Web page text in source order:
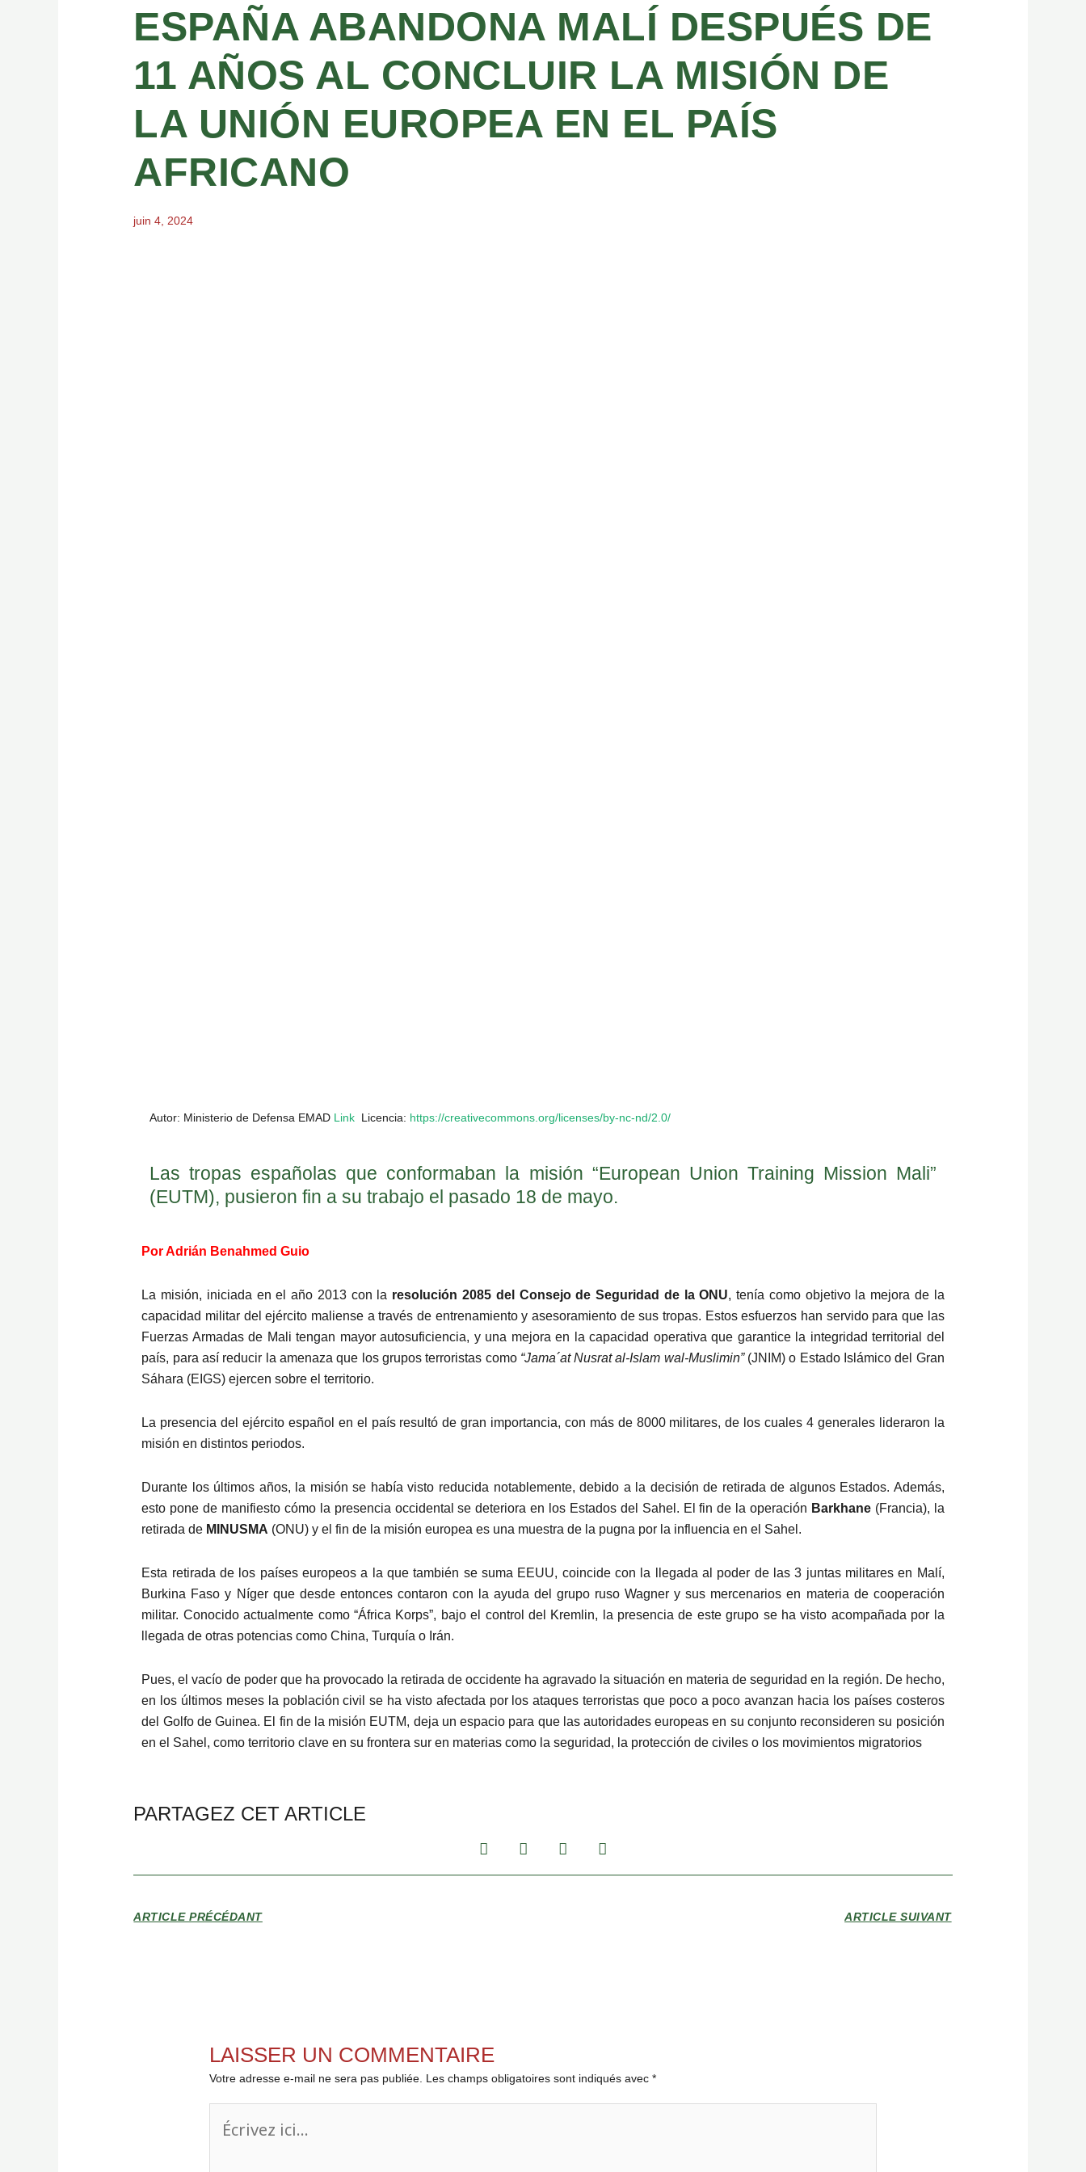
ESPAÑA ABANDONA MALÍ DESPUÉS DE
11 AÑOS AL CONCLUIR LA MISIÓN DE
LA UNIÓN EUROPEA EN EL PAÍS
AFRICANO
juin 4, 2024
Autor: Ministerio de Defensa EMAD Link Licencia: https://creativecommons.org/licenses/by-nc-nd/2.0/
Las tropas españolas que conformaban la misión “European Union Training Mission Mali”
(EUTM), pusieron fin a su trabajo el pasado 18 de mayo.
Por Adrián Benahmed Guio
La misión, iniciada en el año 2013 con la resolución 2085 del Consejo de Seguridad de la ONU, tenía como objetivo la mejora de la
capacidad militar del ejército maliense a través de entrenamiento y asesoramiento de sus tropas. Estos esfuerzos han servido para que las
Fuerzas Armadas de Mali tengan mayor autosuficiencia, y una mejora en la capacidad operativa que garantice la integridad territorial del
país, para así reducir la amenaza que los grupos terroristas como “Jama´at Nusrat al-Islam wal-Muslimin”(JNIM) o Estado Islámico del Gran
Sáhara (EIGS) ejercen sobre el territorio.
La presencia del ejército español en el país resultó de gran importancia, con más de 8000 militares, de los cuales 4 generales lideraron la
misión en distintos periodos.
Durante los últimos años, la misión se había visto reducida notablemente, debido a la decisión de retirada de algunos Estados. Además,
esto pone de manifiesto cómo la presencia occidental se deteriora en los Estados del Sahel. El fin de la operación Barkhane(Francia), la
retirada de MINUSMA (ONU) y el fin de la misión europea es una muestra de la pugna por la influencia en el Sahel.
Esta retirada de los países europeos a la que también se suma EEUU, coincide con la llegada al poder de las 3 juntas militares en Malí,
Burkina Faso y Níger que desde entonces contaron con la ayuda del grupo ruso Wagner y sus mercenarios en materia de cooperación
militar. Conocido actualmente como “África Korps”, bajo el control del Kremlin, la presencia de este grupo se ha visto acompañada por la
llegada de otras potencias como China, Turquía o Irán.
Pues, el vacío de poder que ha provocado la retirada de occidente ha agravado la situación en materia de seguridad en la región. De hecho,
en los últimos meses la población civil se ha visto afectada por los ataques terroristas que poco a poco avanzan hacia los países costeros
del Golfo de Guinea. El fin de la misión EUTM, deja un espacio para que las autoridades europeas en su conjunto reconsideren su posición
en el Sahel, como territorio clave en su frontera sur en materias como la seguridad, la protección de civiles o los movimientos migratorios
PARTAGEZ CET ARTICLE
ARTICLE PRÉCÉDANT ARTICLE SUIVANT
LAISSER UN COMMENTAIRE
Votre adresse e-mail ne sera pas publiée. Les champs obligatoires sont indiqués avec *
ici…